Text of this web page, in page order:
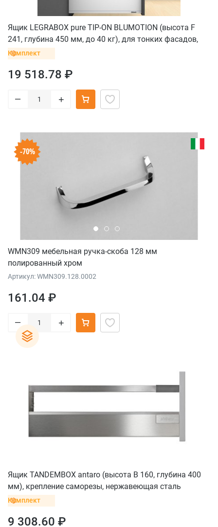
Ящик LEGRABOX pure TIP-ON BLUMOTION (высота F
241, глубина 450 мм, до 40 кг), для тонких фасадов,
белый шелк
Комплект
19 518.78 ₽
– +
-70%
WMN309 мебельная ручка-скоба 128 мм
полированный хром
Артикул: WMN309.128.0002
161.04 ₽
– +
Ящик TANDEMBOX antaro (высота B 160, глубина 400
мм), крепление саморезы, нержавеющая сталь
Комплект
9 308.60 ₽